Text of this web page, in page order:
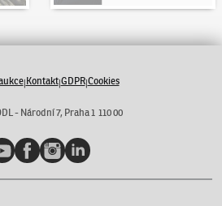
|Kontakt|GDPR|Cookies
- Národní 7, Praha 1 110 00
YouTubeFacebookInstagramLinkedIn